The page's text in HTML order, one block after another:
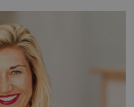
památek ve